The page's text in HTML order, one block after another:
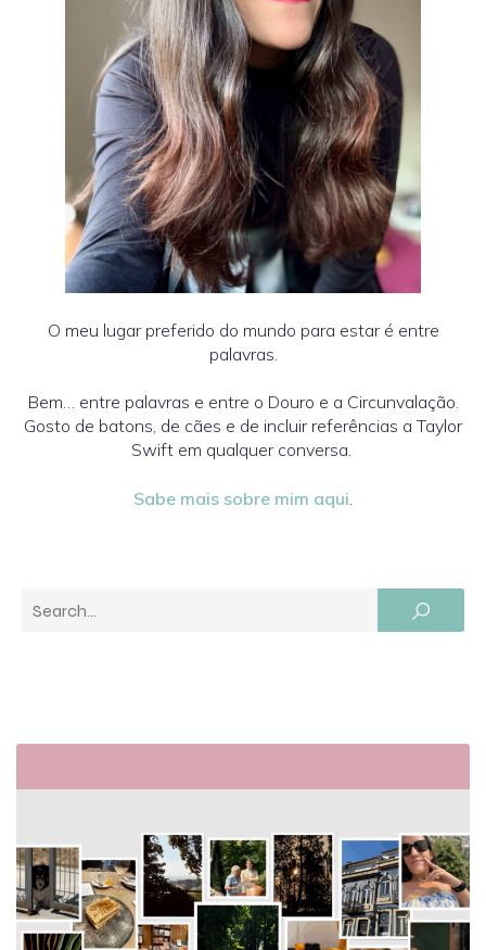
O meu lugar preferido do mundo para estar é entre
palavras.
Bem… entre palavras e entre o Douro e a Circunvalação.
Gosto de batons, de cães e de incluir referências a Taylor
Swift em qualquer conversa.
Sabe mais sobre mim aqui.